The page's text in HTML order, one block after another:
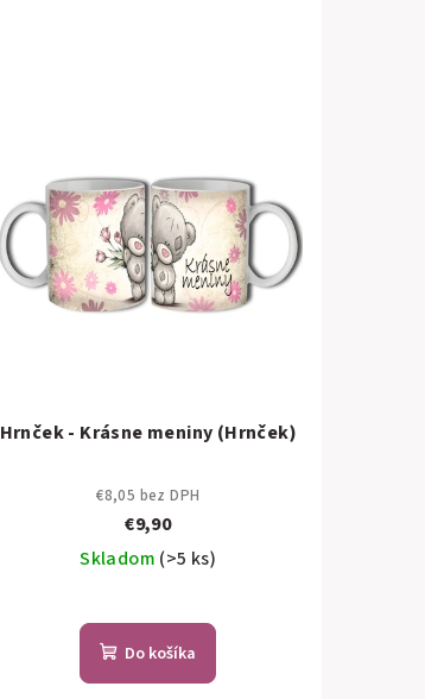
Hrnček - Krásne meniny (Hrnček)
€8,05 bez DPH
€9,90
Skladom (>5 ks)
Do košíka